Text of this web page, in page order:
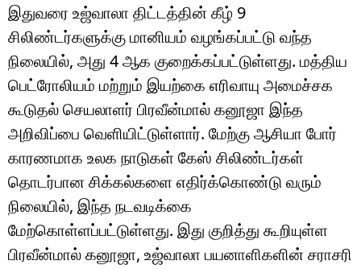
இதுவரை உஜ்வாலா திட்டத்தின் கீழ் 9
சிலிண்டர்களுக்கு மானியம் வழங்கப்பட்டு வந்த
நிலையில், அது 4 ஆக குறைக்கப்பட்டுள்ளது. மத்திய
பெட்ரோலியம் மற்றும் இயற்கை எரிவாயு அமைச்சக
கூடுதல் செயலாளர் பிரவீன்மால் கனூஜா இந்த
அறிவிப்பை வெளியிட்டுள்ளார். மேற்கு ஆசியா போர்
காரணமாக உலக நாடுகள் கேஸ் சிலிண்டர்கள்
தொடர்பான சிக்கல்களை எதிர்க்கொண்டு வரும்
நிலையில், இந்த நடவடிக்கை
மேற்கொள்ளப்பட்டுள்ளது. இது குறித்து கூறியுள்ள
பிரவீன்மால் கனூஜா, உஜ்வாலா பயனாளிகளின் சராசரி